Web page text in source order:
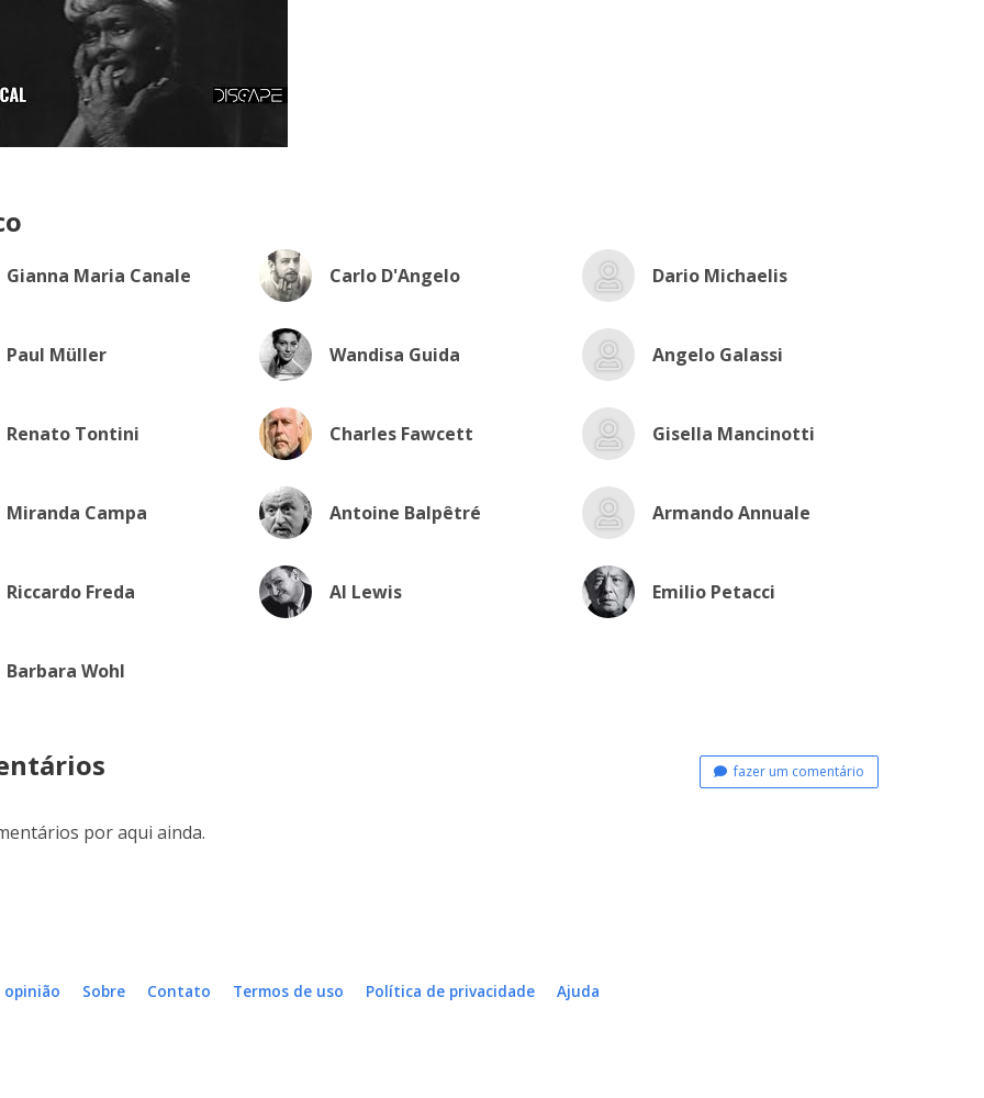
Gianna Maria Canale Carlo D'Angelo Dario Michaelis
Paul Müller Wandisa Guida Angelo Galassi
Renato Tontini Charles Fawcett Gisella Mancinotti
Miranda Campa Antoine Balpêtré Armando Annuale
Riccardo Freda Al Lewis Emilio Petacci
Barbara Wohl
fazer um comentário
por aqui ainda.
opinião Sobre Contato Termos de uso Política de privacidade Ajuda